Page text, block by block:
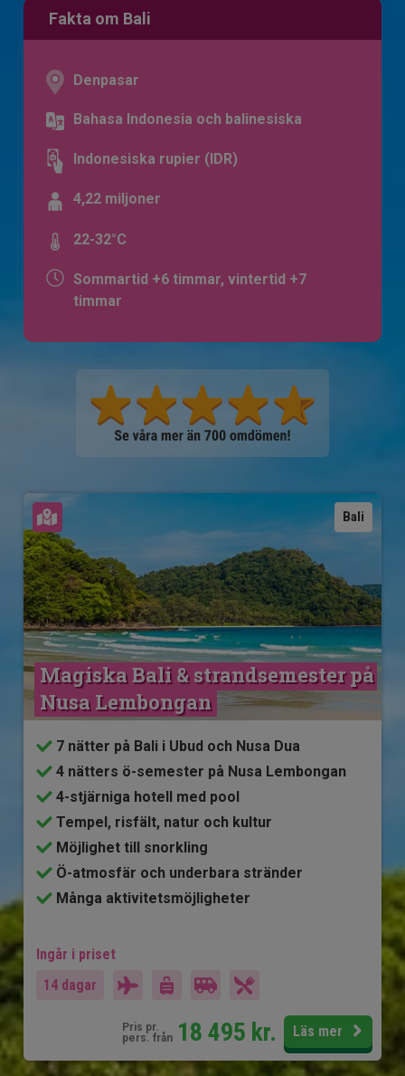
Fakta om Bali
Denpasar
Bahasa Indonesia och balinesiska
Indonesiska rupier (IDR)
4,22 miljoner
22-32°C
Sommartid +6 timmar, vintertid +7
timmar
Bali
Magiska Bali & strandsemester på
Nusa Lembongan
7 nätter på Bali i Ubud och Nusa Dua
4 nätters ö-semester på Nusa Lembongan
4-stjärniga hotell med pool
Tempel, risfält, natur och kultur
Möjlighet till snorkling
Ö-atmosfär och underbara stränder
Många aktivitetsmöjligheter
Ingår i priset
14 dagar
Pris pr.
pers. från 18 495 kr. Läs mer